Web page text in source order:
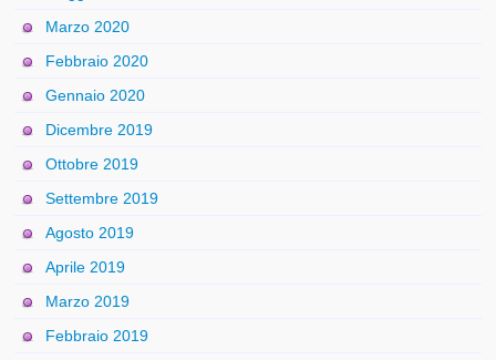
Marzo 2020
Febbraio 2020
Gennaio 2020
Dicembre 2019
Ottobre 2019
Settembre 2019
Agosto 2019
Aprile 2019
Marzo 2019
Febbraio 2019